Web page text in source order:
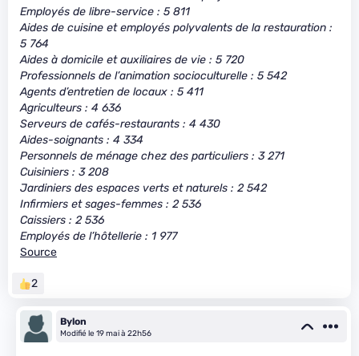
Employés de libre-service : 5 811
Aides de cuisine et employés polyvalents de la restauration :
5 764
Aides à domicile et auxiliaires de vie : 5 720
Professionnels de l’animation socioculturelle : 5 542
Agents d’entretien de locaux : 5 411
Agriculteurs : 4 636
Serveurs de cafés-restaurants : 4 430
Aides-soignants : 4 334
Personnels de ménage chez des particuliers : 3 271
Cuisiniers : 3 208
Jardiniers des espaces verts et naturels : 2 542
Infirmiers et sages-femmes : 2 536
Caissiers : 2 536
Employés de l’hôtellerie : 1 977
Source
2
Bylon
Modifié le 19 mai à 22h56